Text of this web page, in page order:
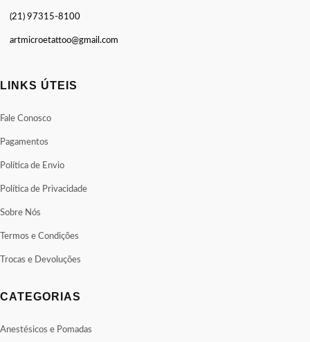
(21) 97315-8100
artmicroetattoo@gmail.com
LINKS ÚTEIS
Fale Conosco
Pagamentos
Política de Envio
Política de Privacidade
Sobre Nós
Termos e Condições
Trocas e Devoluções
CATEGORIAS
Anestésicos e Pomadas